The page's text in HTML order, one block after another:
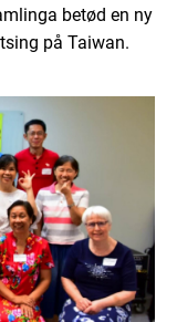
betød en ny
på Taiwan.